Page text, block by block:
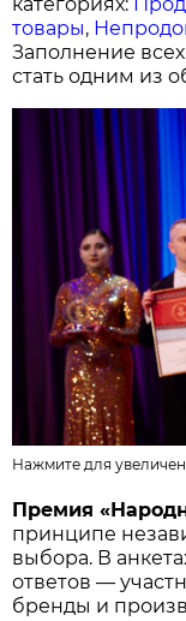
товары,
Заполнение
стать одним из
Нажмите для
Премия
принципе
выбора. В
ответов —
бренды и